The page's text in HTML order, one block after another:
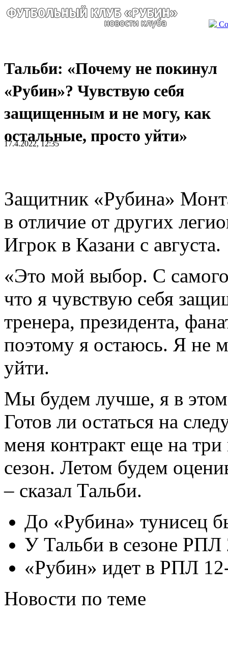
Тальби: «Почему не покинул
«Рубин»? Чувствую себя
защищенным и не могу, как
остальные, просто уйти»
17.4.2022, 12:35
Защитник «Рубина»
в отличие от других
Игрок в Казани с августа.
«Это мой выбор. С самого
что я чувствую себя
тренера, президента,
поэтому я остаюсь. Я не
уйти.
Мы будем лучше, я в
Готов ли остаться на
меня контракт еще на
сезон. Летом будем
– сказал Тальби.
До «Рубина» тунисец
У Тальби в сезоне РПЛ
«Рубин» идет в РПЛ
Новости по теме